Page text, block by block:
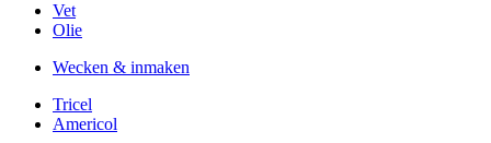
Vet
Olie
Wecken & inmaken
Tricel
Americol